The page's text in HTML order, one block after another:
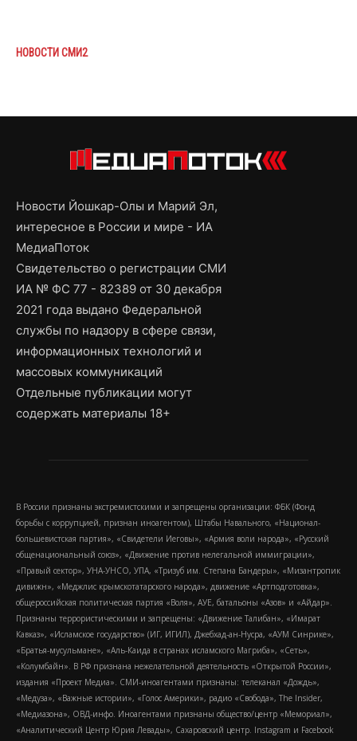
НОВОСТИ СМИ2
Новости Йошкар-Олы и Марий Эл,
интересное в России и мире - ИА
МедиаПоток
Свидетельство о регистрации СМИ
ИА № ФС 77 - 82389 от 30 декабря
2021 года выдано Федеральной
службы по надзору в сфере связи,
информационных технологий и
массовых коммуникаций
Отдельные публикации могут
содержать материалы 18+
В России признаны экстремистскими и запрещены организации: ФБК (Фонд
борьбы с коррупцией, признан иноагентом), Штабы Навального, «Национал-
большевистская партия», «Свидетели Иеговы», «Армия воли народа», «Русский
общенациональный союз», «Движение против нелегальной иммиграции»,
«Правый сектор», УНА-УНСО, УПА, «Тризуб им. Степана Бандеры», «Мизантропик
дивижн», «Меджлис крымскотатарского народа», движение «Артподготовка»,
общероссийская политическая партия «Воля», АУЕ, батальоны «Азов» и «Айдар».
Признаны террористическими и запрещены: «Движение Талибан», «Имарат
Кавказ», «Исламское государство» (ИГ, ИГИЛ), Джебхад-ан-Нусра, «АУМ Синрике»,
«Братья-мусульмане», «Аль-Каида в странах исламского Магриба», «Сеть»,
«Колумбайн». В РФ признана нежелательной деятельность «Открытой России»,
издания «Проект Медиа». СМИ-иноагентами признаны: телеканал «Дождь»,
«Медуза», «Важные истории», «Голос Америки», радио «Свобода», The Insider,
«Медиазона», ОВД-инфо. Иноагентами признаны общество/центр «Мемориал»,
«Аналитический Центр Юрия Левады», Сахаровский центр. Instagram и Facebook